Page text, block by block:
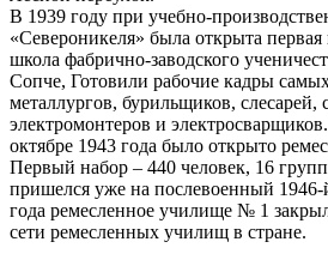
В 1939 году при учебно-
«Североникеля» была открыта
школа фабрично-заводского
Сопче, Готовили рабочие кадры
металлургов, бурильщиков, слесарей,
электромонтеров и
октябре 1943 года было открыто
Первый набор – 440 человек, 16
пришелся уже на послевоенный 1946-
года ремесленное училище № 1
сети ремесленных училищ в стране.